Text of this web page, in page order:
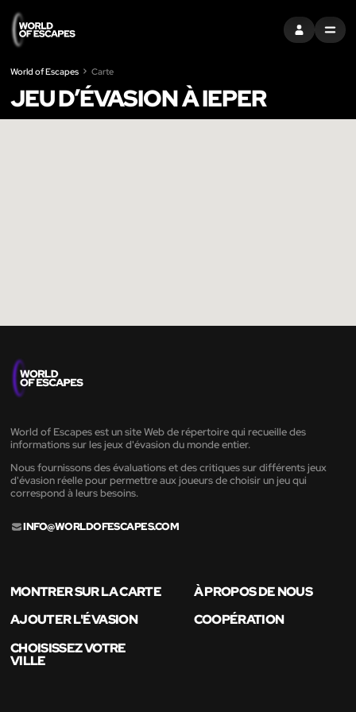
S'INSCRIREMENU
World of Escapes Carte
JEU D’ÉVASION À IEPER
World of Escapes est un site Web de répertoire qui recueille des
informations sur les jeux d'évasion du monde entier.
Nous fournissons des évaluations et des critiques sur différents jeux
d'évasion réelle pour permettre aux joueurs de choisir un jeu qui
correspond à leurs besoins.
INFO@WORLDOFESCAPES.COM
MONTRER SUR LA CARTE
À PROPOS DE NOUS
AJOUTER L'ÉVASION
COOPÉRATION
CHOISISSEZ VOTRE
VILLE